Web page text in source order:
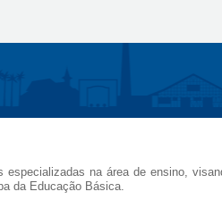
especializadas na área de ensino,
da Educação Básica.